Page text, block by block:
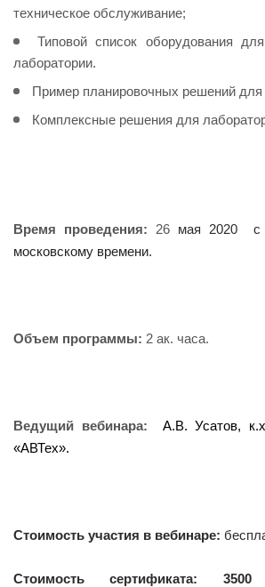
техническое обслуживание;
Типовой список оборудования
лаборатории.
Пример планировочных решений
Комплексные решения для
Время проведения: 26 мая 2020 с
московскому времени.
Объем программы: 2 ак. часа.
Ведущий вебинара:
А.В. Усатов,
«АВТех».
Стоимость участия в вебинаре:
Стоимость сертификата: